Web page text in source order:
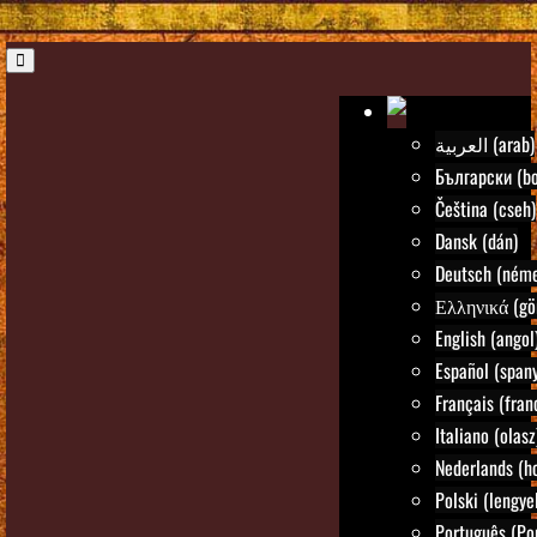
العربية (arab)
Български
Čeština (cseh)
Dansk (dán)
Deutsch
Ελληνικά
English
Español
Français
Italiano
Nederlands
Polski